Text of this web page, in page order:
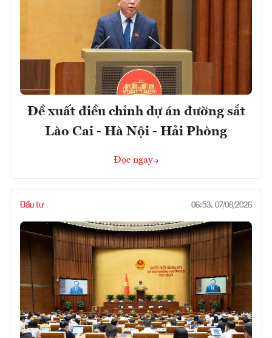
Đề xuất điều chỉnh dự án đường sắt
Lào Cai - Hà Nội - Hải Phòng
Đọc ngay
Đầu tư 06:53, 07/08/2026